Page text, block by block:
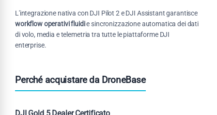
L'integrazione nativa con DJI Pilot 2 e DJI Assistant garantisce
workflow operativi fluidie sincronizzazione automatica dei dati
di volo, media e telemetria tra tutte le piattaforme DJI
enterprise.
Perché acquistare da DroneBase